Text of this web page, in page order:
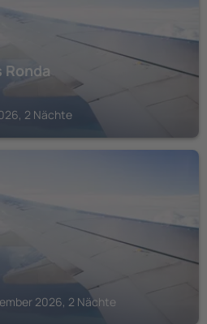
2 Nächte
2026, 2 Nächte